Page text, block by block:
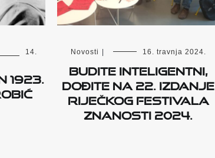
14.
1923.
Novosti 16. travnja 2024.
Budite inteligentni,
dođite na 22. izdanje
riječkog Festivala
znanosti 2024.